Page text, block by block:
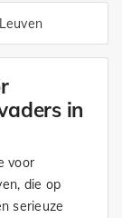
in
voor
die op
serieuze